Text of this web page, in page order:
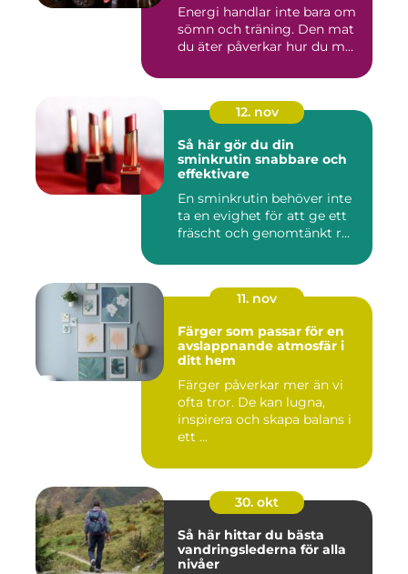
Energi handlar inte bara om
sömn och träning. Den mat
du äter påverkar hur du m...
12. nov
Så här gör du din
sminkrutin snabbare och
effektivare
En sminkrutin behöver inte
ta en evighet för att ge ett
fräscht och genomtänkt r...
11. nov
Färger som passar för en
avslappnande atmosfär i
ditt hem
Färger påverkar mer än vi
ofta tror. De kan lugna,
inspirera och skapa balans i
ett ...
30. okt
Så här hittar du bästa
vandringslederna för alla
nivåer